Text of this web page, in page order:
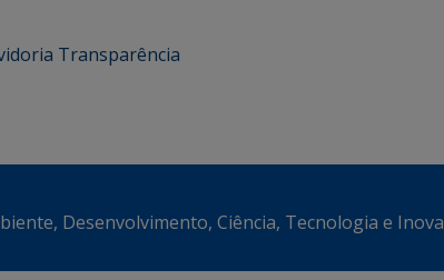
Transparência
Desenvolvimento, Ciência, Tecnologia e